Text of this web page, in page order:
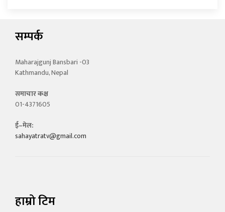
सम्पर्क
Maharajgunj Bansbari -03
Kathmandu, Nepal
समाचार कक्ष
01-4371605
ई–मेल:
sahayatratv@gmail.com
हाम्रो टिम